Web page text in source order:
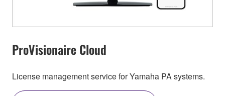
ProVisionaire Cloud
License management service for Yamaha PA systems.